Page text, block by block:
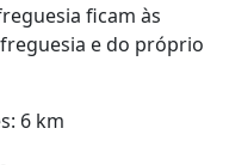
ficam às
e do próprio
6 km